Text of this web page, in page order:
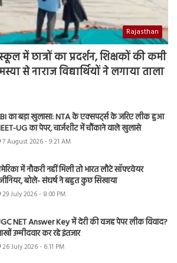
Rajasthan
में छात्रों का प्रदर्शन, शिक्षकों की कमी
से नाराज विद्यार्थियों ने लगाया ताला
का बड़ा खुलासा: NTA के एक्सपर्ट्स के जरिए लीक हुआ
UG का पेपर, चार्जशीट में चौंकाने वाले खुलासे
7 August 2026 - 9:21 AM
में नौकरी नहीं मिली तो भारत लौटे सॉफ्टवेयर
बोले- संघर्ष ने बहुत कुछ सिखाया
29 July 2026 - 8:00 PM
NET Answer Key में देरी की वजह पेपर लीक विवाद?
उम्मीदवार कर रहे इंतजार
26 July 2026 - 6:11 PM